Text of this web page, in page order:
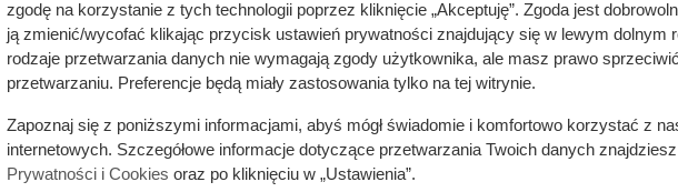
zgodę na korzystanie z tych technologii poprzez kliknięcie „Akceptuję”. Zgoda jest
ją zmienić/wycofać klikając przycisk ustawień prywatności znajdujący się w lewym dolnym
rodzaje przetwarzania danych nie wymagają zgody użytkownika, ale masz prawo
przetwarzaniu. Preferencje będą miały zastosowania tylko na tej witrynie.
Zapoznaj się z poniższymi informacjami, abyś mógł świadomie i komfortowo korzystać z
internetowych. Szczegółowe informacje dotyczące przetwarzania Twoich danych
Prywatności i Cookies oraz po kliknięciu w „Ustawienia”.